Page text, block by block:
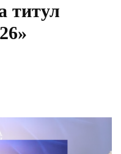
титул